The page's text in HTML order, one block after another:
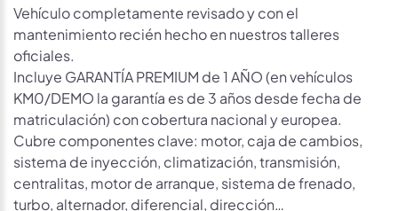
Vehículo completamente revisado y con el
mantenimiento recién hecho en nuestros talleres
oficiales.
Incluye GARANTÍA PREMIUM de 1 AÑO (en vehículos
KM0/DEMO la garantía es de 3 años desde fecha de
matriculación) con cobertura nacional y europea.
Cubre componentes clave: motor, caja de cambios,
sistema de inyección, climatización, transmisión,
centralitas, motor de arranque, sistema de frenado,
turbo, alternador, diferencial, dirección…